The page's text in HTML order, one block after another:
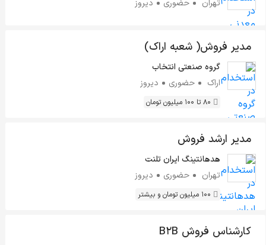
تهران
حضوری دیروز
مدیر فروش( شعبه اراک)
گروه صنعتی انتخاب
اراک
حضوری دیروز
80 تا 100 میلیون تومان
مدیر ارشد فروش
هدهانتینگ ایران تلنت
تهران
حضوری دیروز
100 میلیون تومان و بیشتر
کارشناس فروش B2B